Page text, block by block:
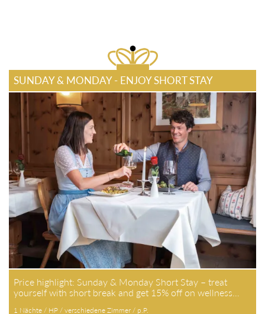
SUNDAY & MONDAY - ENJOY SHORT STAY
Price highlight: Sunday & Monday Short Stay – treat
yourself with short break and get 15% off on wellness…